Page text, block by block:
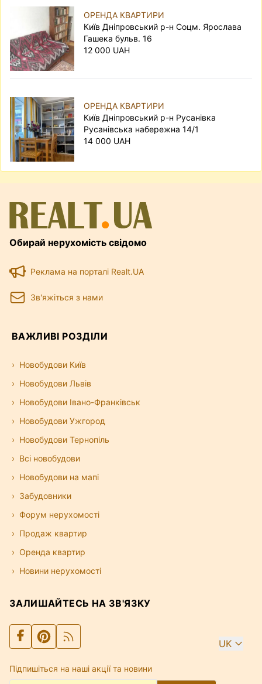
ОРЕНДА КВАРТИРИ
Київ Дніпровський р-н Соцм. Ярослава
Гашека бульв. 16
12 000 UAH
ОРЕНДА КВАРТИРИ
Київ Дніпровський р-н Русанівка
Русанівська набережна 14/1
14 000 UAH
Обирай нерухомість свідомо
Реклама на порталі Realt.UA
Зв'яжіться з нами
ВАЖЛИВІ РОЗДІЛИ
Новобудови Київ
Новобудови Львів
Новобудови Івано-Франківськ
Новобудови Ужгород
Новобудови Тернопіль
Всі новобудови
Новобудови на мапі
Забудовники
Форум нерухомості
Продаж квартир
Оренда квартир
Новини нерухомості
ЗАЛИШАЙТЕСЬ НА ЗВ'ЯЗКУ
UK
Підпишіться на наші акції та новини